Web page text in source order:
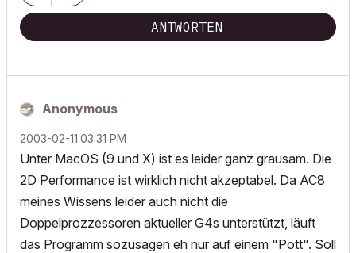
ANTWORTEN
Anonymous
‎2003-02-11 03:31 PM
Unter MacOS (9 und X) ist es leider ganz grausam. Die
2D Performance ist wirklich nicht akzeptabel. Da AC8
meines Wissens leider auch nicht die
Doppelprozzessoren aktueller G4s unterstützt, läuft
das Programm sozusagen eh nur auf einem "Pott". Soll